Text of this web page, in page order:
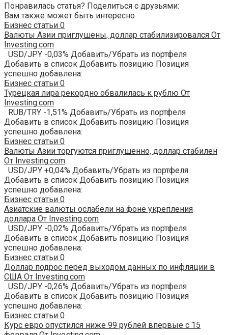
Понравилась статья? Поделиться с друзьями:
Вам также может быть интересно
Бизнес статьи 0
Валюты Азии приглушены, доллар стабилизировался От
Investing.com
USD/JPY -0,03% Добавить/Убрать из портфеля
Добавить в список Добавить позицию Позиция
успешно добавлена:
Бизнес статьи 0
Турецкая лира рекордно обвалилась к рублю От
Investing.com
RUB/TRY -1,51% Добавить/Убрать из портфеля
Добавить в список Добавить позицию Позиция
успешно добавлена:
Бизнес статьи 0
Валюты Азии торгуются приглушенно, доллар стабилен
От Investing.com
USD/JPY +0,04% Добавить/Убрать из портфеля
Добавить в список Добавить позицию Позиция
успешно добавлена:
Бизнес статьи 0
Азиатские валюты ослабели на фоне укрепления
доллара От Investing.com
USD/JPY -0,02% Добавить/Убрать из портфеля
Добавить в список Добавить позицию Позиция
успешно добавлена:
Бизнес статьи 0
Доллар подрос перед выходом данных по инфляции в
США От Investing.com
USD/JPY -0,26% Добавить/Убрать из портфеля
Добавить в список Добавить позицию Позиция
успешно добавлена:
Бизнес статьи 0
Курс евро опустился ниже 99 рублей впервые с 15